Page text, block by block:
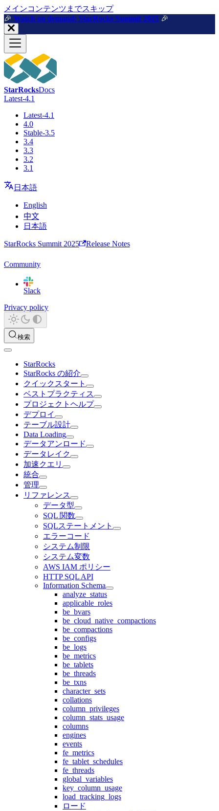
メインコンテンツまでスキップ
🎉️ Watch on demand: StarRocks Summit 2025 🎉️
StarRocksDocs
Latest-4.1
Latest-4.1
4.0
Stable-3.5
3.4
3.3
3.2
3.1
日本語
English
中文
日本語
StarRocks Summit 2025 Release Notes
Community
Slack
Privacy policy
検索
StarRocks
StarRocks の紹介
クイックスタート
ベストプラクティス
プロジェクトヘルプ
デプロイ
テーブル設計
Data Loading
データアンロード
データレイク
加速クエリ
統合
管理
リファレンス
データ型
SQL 関数
SQLステートメント
エラーコード
システム制限
システム変数
AWS IAM ポリシー
HTTP SQL API
Information Schema
analyze_status
applicable_roles
be_bvars
be_cloud_native_compactions
be_compactions
be_configs
be_logs
be_metrics
be_tablets
be_threads
be_txns
character_sets
collations
column_privileges
column_stats_usage
columns
engines
events
fe_metrics
fe_tablet_schedules
fe_threads
global_variables
key_column_usage
load_tracking_logs
ロード